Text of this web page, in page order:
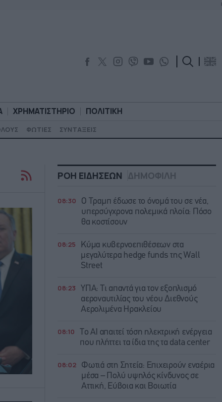
ΧΡΗΜΑΤΙΣΤΗΡΙΟ ΠΟΛΙΤΙΚΗ
ΦΩΤΙΕΣ ΣΥΝΤΑΞΕΙΣ
ΧΡΗΜΑΤΙΣΤΗΡΙΟ ΠΟΛΙΤΙΚΗ
ΡΟΗ ΕΙΔΗΣΕΩΝ ΔΗΜΟΦΙΛΗ
08:30
O Τραμπ έδωσε το όνομά του σε νέα,
υπερσύγχρονα πολεμικά πλοία: Πόσο
θα κοστίσουν
08:25
Κύμα κυβερνοεπιθέσεων στα
μεγαλύτερα hedge funds της Wall
Street
08:23
ΥΠΑ: Τι απαντά για τον εξοπλισμό
αεροναυτιλίας του νέου Διεθνούς
Αερολιμένα Ηρακλείου
08:10
Το AI απαιτεί τόση ηλεκτρική ενέργεια
που πλήττει τα ίδια της τα data center
08:02
Φωτιά στη Σητεία: Επιχειρούν εναέρια
μέσα – Πολύ υψηλός κίνδυνος σε
Αττική, Εύβοια και Βοιωτία